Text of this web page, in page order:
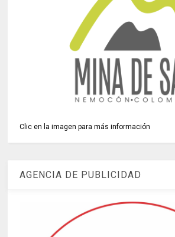
Clic en la imagen para más información
AGENCIA DE PUBLICIDAD